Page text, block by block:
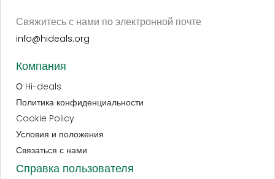
Свяжитесь с нами по электронной почте
info@hideals.org
Компания
О Hi-deals
Политика конфиденциальности
Cookie Policy
Условия и положения
Связаться с нами
Справка пользователя